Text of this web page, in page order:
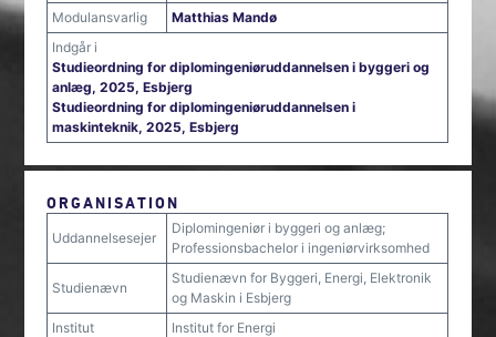
Modulansvarlig
Matthias Mandø
Indgår i
Studieordning for diplomingeniøruddannelsen i byggeri og
anlæg, 2025, Esbjerg
Studieordning for diplomingeniøruddannelsen i
maskinteknik, 2025, Esbjerg
ORGANISATION
Uddannelsesejer
Diplomingeniør i byggeri og anlæg;
Professionsbachelor i ingeniørvirksomhed
Studienævn
Studienævn for Byggeri, Energi, Elektronik
og Maskin i Esbjerg
Institut
Institut for Energi